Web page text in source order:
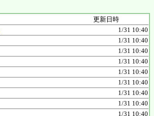
更新日時
1/31 10:40
1/31 10:40
1/31 10:40
1/31 10:40
1/31 10:40
1/31 10:40
1/31 10:40
1/31 10:40
1/31 10:40